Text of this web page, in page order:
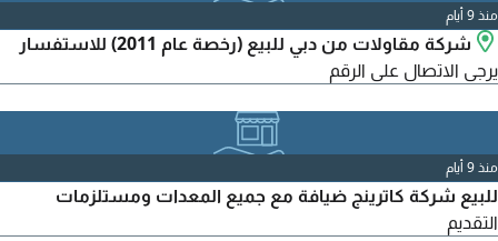
منذ 9 أيام
شركة مقاولات من دبي للبيع (رخصة عام 2011) للاستفسار
يرجى الاتصال على الرقم
منذ 9 أيام
للبيع شركة كاترينج ضيافة مع جميع المعدات ومستلزمات
التقديم